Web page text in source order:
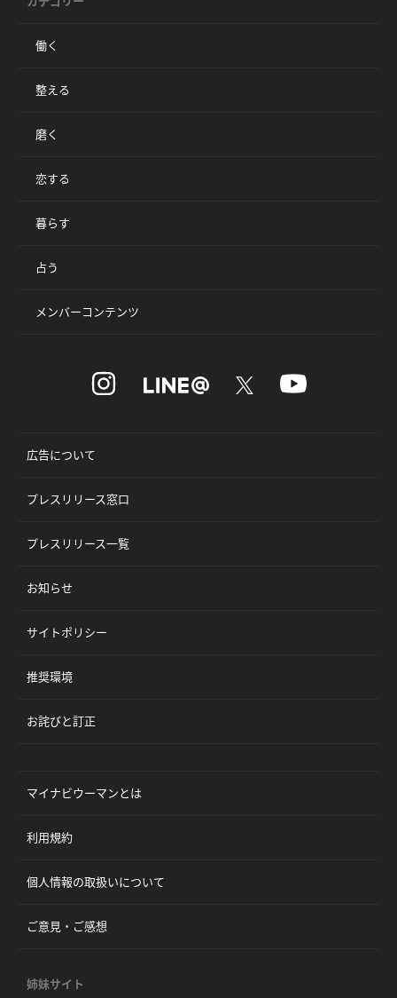
働く
整える
磨く
恋する
暮らす
占う
メンバーコンテンツ
広告について
プレスリリース窓口
プレスリリース一覧
お知らせ
サイトポリシー
推奨環境
お詫びと訂正
マイナビウーマンとは
利用規約
個人情報の取扱いについて
ご意見・ご感想
姉妹サイト